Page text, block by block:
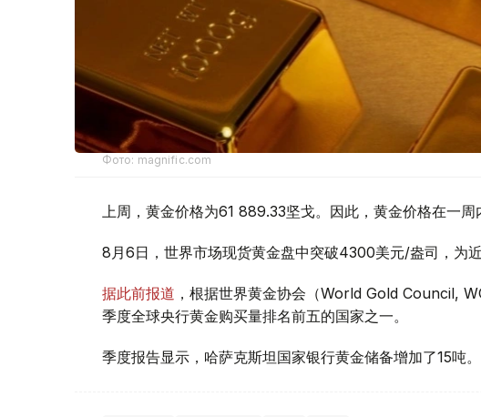
Фото: magnific.com
上周，黄金价格为61 889.33坚戈。因此，黄金价格在一周
8月6日，世界市场现货黄金盘中突破4300美元/盎司，为近
据此前报道 ，根据世界黄金协会（World Gold Council,
季度全球央行黄金购买量排名前五的国家之一。
季度报告显示，哈萨克斯坦国家银行黄金储备增加了15吨。